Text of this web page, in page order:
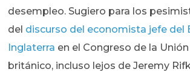
desempleo. Sugiero para los
del discurso del economista jefe del
Inglaterra en el Congreso de la
británico, incluso lejos de Jeremy